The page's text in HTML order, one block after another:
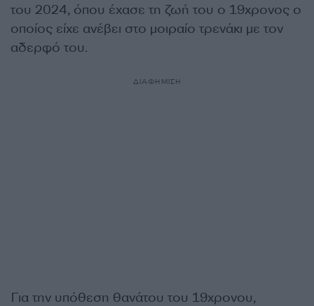
του 2024, όπου έχασε τη ζωή του ο 19χρονος ο
οποίος είχε ανέβει στο μοιραίο τρενάκι με τον
αδερφό του.
ΔΙΑΦΗΜΙΣΗ
Για την υπόθεση θανάτου του 19χρονου,